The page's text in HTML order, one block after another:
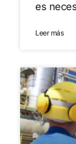
es
Leer más